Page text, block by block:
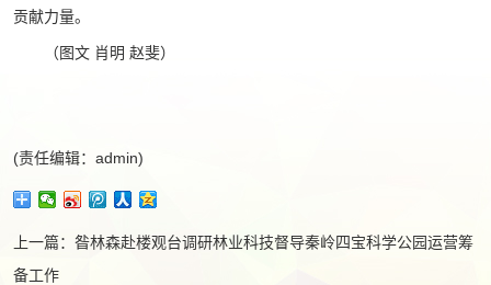
贡献力量。
（图文 肖明 赵斐）
(责任编辑：admin)
上一篇： 昝林森赴楼观台调研林业科技督导秦岭四宝科学公园运营筹
备工作